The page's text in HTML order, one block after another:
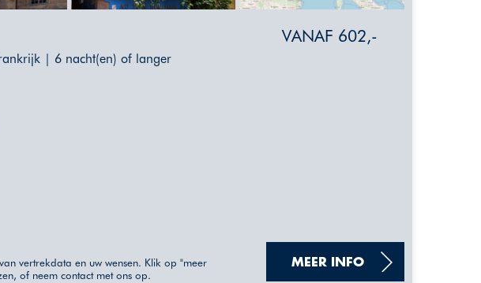
| 6 nacht(en) of langer
vertrekdata en uw wensen. Klik op "meer
of neem contact met ons op.
VANAF 602,-
MEER INFO